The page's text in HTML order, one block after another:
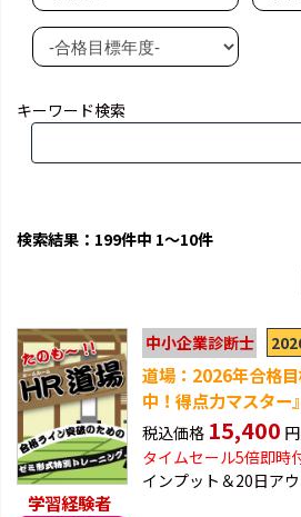
キーワード検索
検索結果：199件中 1～10件
学習経験者
中小企業診断士
道場：2026年合格
中！得点力マスター
税込価格 15,400 円
タイムセール5倍即時
インプット＆20日ア